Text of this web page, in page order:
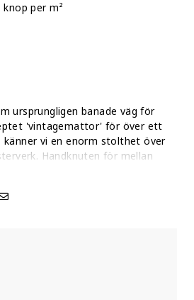
per m²
ursprungligen banade väg för
'vintagemattor' för över ett
känner vi en enorm stolthet över
Handknuten för mellan
valdes denna 336 x 232 cm
Som de första i